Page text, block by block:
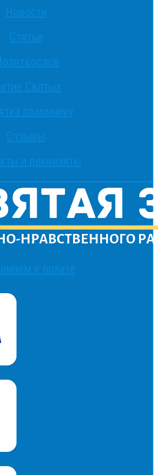
Новости
Статьи
Святых
паломнику
Отзывы
и реквизиты
к оплате